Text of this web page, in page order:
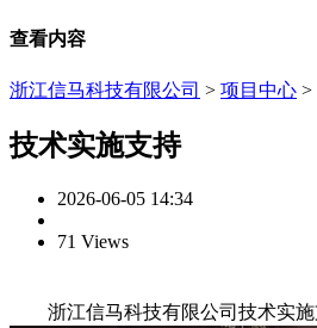
查看内容
浙江信马科技有限公司 > 项目中心 >
技术实施支持
2026-06-05 14:34
71 Views
浙江信马科技有限公司技术实